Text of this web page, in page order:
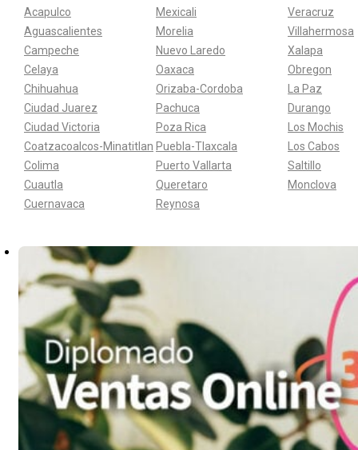
Acapulco
Aguascalientes
Campeche
Celaya
Chihuahua
Ciudad Juarez
Ciudad Victoria
Coatzacoalcos-Minatitlan
Colima
Cuautla
Cuernavaca
Mexicali
Morelia
Nuevo Laredo
Oaxaca
Orizaba-Cordoba
Pachuca
Poza Rica
Puebla-Tlaxcala
Puerto Vallarta
Queretaro
Reynosa
Veracruz
Villahermosa
Xalapa
Obregon
La Paz
Durango
Los Mochis
Los Cabos
Saltillo
Monclova